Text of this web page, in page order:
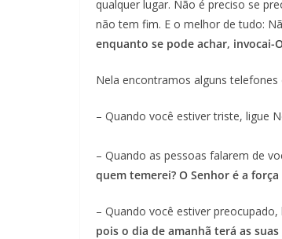
qualquer lugar. Não é preciso se
não tem fim. E o melhor de tudo:
enquanto se pode achar, invocai-
Nela encontramos alguns telefones
– Quando você estiver triste, ligue
– Quando as pessoas falarem de
quem temerei? O Senhor é a
– Quando você estiver preocupado,
pois o dia de amanhã terá as